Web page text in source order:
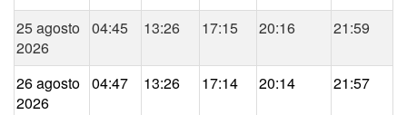
25 agosto
2026
04:45 13:26 17:15 20:16 21:59
26 agosto
2026
04:47 13:26 17:14 20:14 21:57